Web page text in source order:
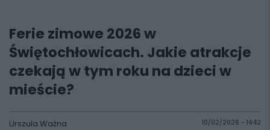
Ferie zimowe 2026 w
Świętochłowicach. Jakie atrakcje
czekają w tym roku na dzieci w
mieście?
Urszula Ważna 10/02/2026 - 14:42